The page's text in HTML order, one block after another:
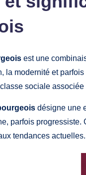
est une
la modernité et
sociale
désigne une
parfois
tendances actuelles.